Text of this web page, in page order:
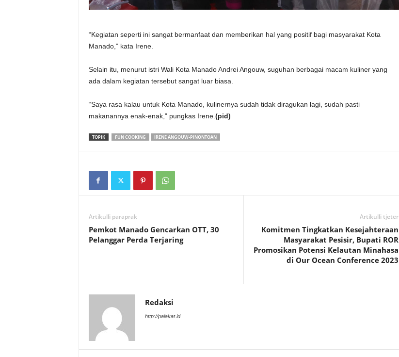
“Kegiatan seperti ini sangat bermanfaat dan memberikan hal yang positif bagi masyarakat Kota
Manado,” kata Irene.
Selain itu, menurut istri Wali Kota Manado Andrei Angouw, suguhan berbagai macam kuliner yang
ada dalam kegiatan tersebut sangat luar biasa.
“Saya rasa kalau untuk Kota Manado, kulinernya sudah tidak diragukan lagi, sudah pasti
makanannya enak-enak,” pungkas Irene. (pid)
TOPIK FUN COOKING IRENE ANGOUW-PINONTOAN
Artikulli paraprak
Pemkot Manado Gencarkan OTT, 30
Pelanggar Perda Terjaring
Artikulli tjetër
Komitmen Tingkatkan Kesejahteraan
Masyarakat Pesisir, Bupati ROR
Promosikan Potensi Kelautan Minahasa
di Our Ocean Conference 2023
Redaksi
http://palakat.id